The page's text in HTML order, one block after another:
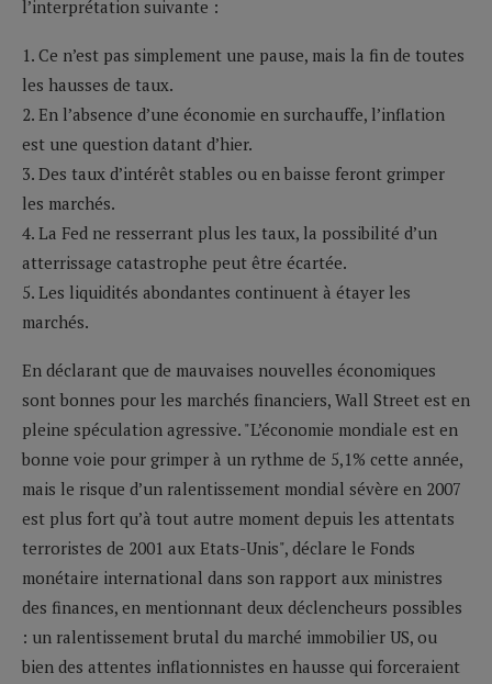
l’interprétation suivante :
1. Ce n’est pas simplement une pause, mais la fin de toutes
les hausses de taux.
2. En l’absence d’une économie en surchauffe, l’inflation
est une question datant d’hier.
3. Des taux d’intérêt stables ou en baisse feront grimper
les marchés.
4. La Fed ne resserrant plus les taux, la possibilité d’un
atterrissage catastrophe peut être écartée.
5. Les liquidités abondantes continuent à étayer les
marchés.
En déclarant que de mauvaises nouvelles économiques
sont bonnes pour les marchés financiers, Wall Street est en
pleine spéculation agressive. "L’économie mondiale est en
bonne voie pour grimper à un rythme de 5,1% cette année,
mais le risque d’un ralentissement mondial sévère en 2007
est plus fort qu’à tout autre moment depuis les attentats
terroristes de 2001 aux Etats-Unis", déclare le Fonds
monétaire international dans son rapport aux ministres
des finances, en mentionnant deux déclencheurs possibles
: un ralentissement brutal du marché immobilier US, ou
bien des attentes inflationnistes en hausse qui forceraient